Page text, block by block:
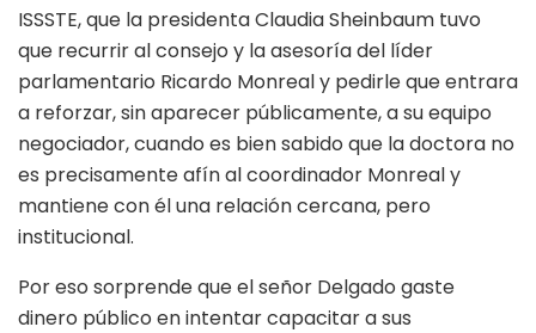
ISSSTE, que la presidenta Claudia Sheinbaum tuvo
que recurrir al consejo y la asesoría del líder
parlamentario Ricardo Monreal y pedirle que entrara
a reforzar, sin aparecer públicamente, a su equipo
negociador, cuando es bien sabido que la doctora no
es precisamente afín al coordinador Monreal y
mantiene con él una relación cercana, pero
institucional.
Por eso sorprende que el señor Delgado gaste
dinero público en intentar capacitar a sus